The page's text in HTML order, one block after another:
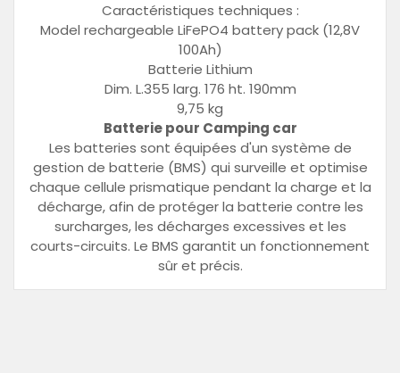
Caractéristiques techniques :
Model rechargeable LiFePO4 battery pack (12,8V
100Ah)
Batterie Lithium
Dim. L.355 larg. 176 ht. 190mm
9,75 kg
Batterie pour Camping car
Les batteries sont équipées d'un système de
gestion de batterie (BMS) qui surveille et optimise
chaque cellule prismatique pendant la charge et la
décharge, afin de protéger la batterie contre les
surcharges, les décharges excessives et les
courts-circuits. Le BMS garantit un fonctionnement
sûr et précis.